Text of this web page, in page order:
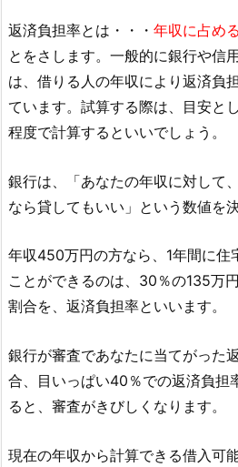
返済負担率とは・・・ 年収に占め
とをさします。一般的に銀行や信
は、借りる人の年収により返済負
ています。試算する際は、目安と
程度で計算するといいでしょう。
銀行は、「あなたの年収に対して
なら貸してもいい」という数値を
年収450万円の方なら、1年間に住
ことができるのは、30％の135万
割合を、返済負担率といいます。
銀行が審査であなたに当てがった
合、目いっぱい40％での返済負担
ると、審査がきびしくなります。
現在の年収から計算できる借入可